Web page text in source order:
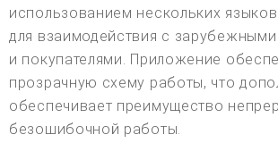
использованием нескольких
для взаимодействия с
и покупателями. Приложение
прозрачную схему работы, что
обеспечивает преимущество
безошибочной работы.